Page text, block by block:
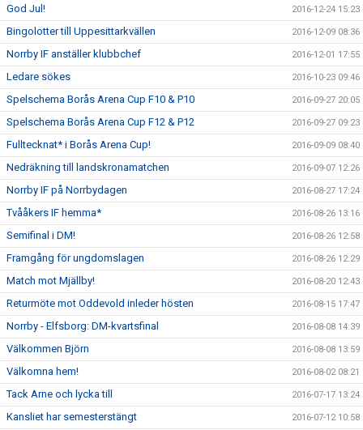
God Jul! 2016-12-24 15:23
Bingolotter till Uppesittarkvällen 2016-12-09 08:36
Norrby IF anställer klubbchef 2016-12-01 17:55
Ledare sökes 2016-10-23 09:46
Spelschema Borås Arena Cup F10 & P10 2016-09-27 20:05
Spelschema Borås Arena Cup F12 & P12 2016-09-27 09:23
Fulltecknat* i Borås Arena Cup! 2016-09-09 08:40
Nedräkning till landskronamatchen 2016-09-07 12:26
Norrby IF på Norrbydagen 2016-08-27 17:24
Tvååkers IF hemma* 2016-08-26 13:16
Semifinal i DM! 2016-08-26 12:58
Framgång för ungdomslagen 2016-08-26 12:29
Match mot Mjällby! 2016-08-20 12:43
Returmöte mot Oddevold inleder hösten 2016-08-15 17:47
Norrby - Elfsborg: DM-kvartsfinal 2016-08-08 14:39
Välkommen Björn 2016-08-08 13:59
Välkomna hem! 2016-08-02 08:21
Tack Arne och lycka till 2016-07-17 13:24
Kansliet har semesterstängt 2016-07-12 10:58